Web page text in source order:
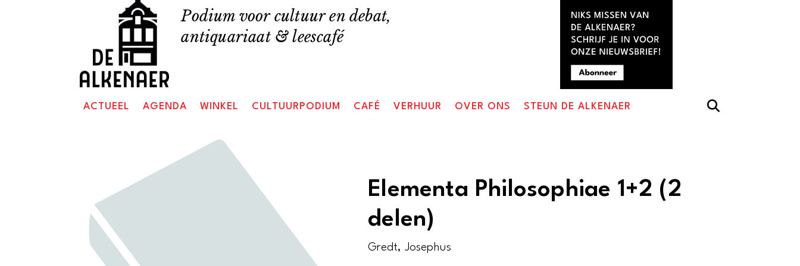
Podium voor cultuur en debat,
antiquariaat & leescafé
ACTUEEL AGENDA WINKEL CULTUURPODIUM CAFÉ VERHUUR OVER ONS STEUN DE ALKENAER
Elementa Philosophiae 1+2 (2
delen)
Gredt, Josephus